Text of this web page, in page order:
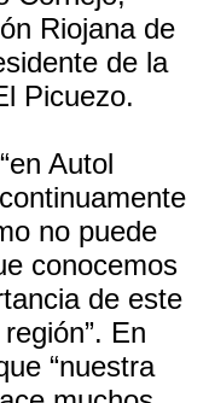
Riojana de
de la
Picuezo.
Autol
no puede
conocemos
de este
En
“nuestra